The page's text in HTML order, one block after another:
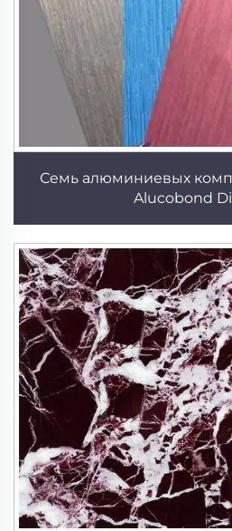
Семь алюминиевых
Alucobond